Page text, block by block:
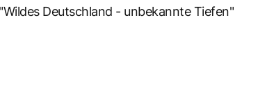
Deutschland - unbekannte Tiefen"